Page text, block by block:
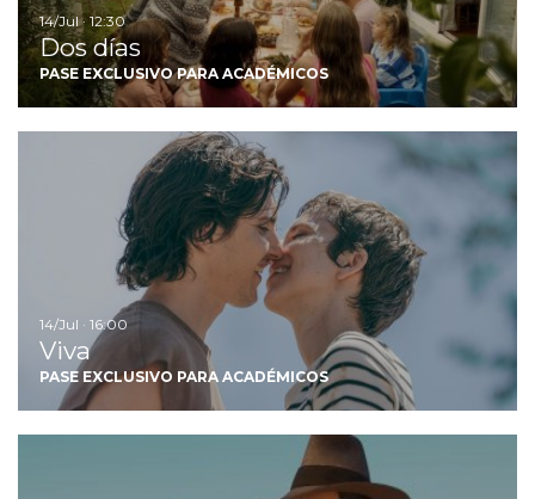
14/Jul · 12:30
Dos días
PASE EXCLUSIVO PARA ACADÉMICOS
14/Jul · 16:00
Viva
PASE EXCLUSIVO PARA ACADÉMICOS